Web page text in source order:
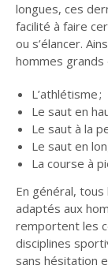
MARCEL
PROUST
MARCEL
MARCEL
QUIZZ N°2
MARCEL
QUIZZ N°3
MARCEL
QUIZZ N°4
MARCEL
QUIZZ N°5
longues, ces
facilité à faire
ou s’élancer.
hommes grands
L’athlétisme ;
Le saut en
Le saut à la
Le saut en
La course à
En général,
adaptés aux
remportent les
disciplines
sans hésitation